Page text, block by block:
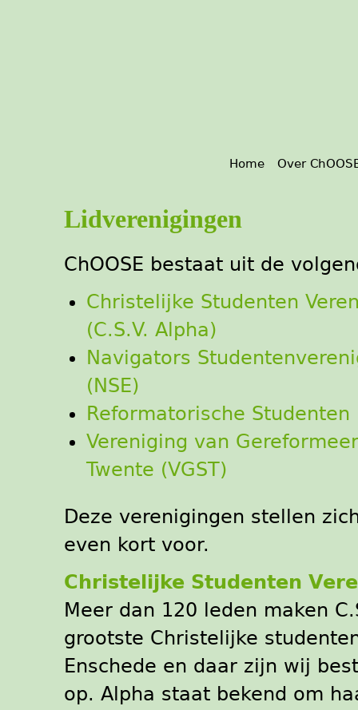
Home Over
Lidverenigingen
ChOOSE bestaat uit de
Christelijke Studenten
(C.S.V. Alpha)
Navigators
(NSE)
Reformatorische Studenten
Vereniging van
Twente (VGST)
Deze verenigingen stellen
even kort voor.
Christelijke Studenten
Meer dan 120 leden maken
grootste Christelijke
Enschede en daar zijn wij
op. Alpha staat bekend om